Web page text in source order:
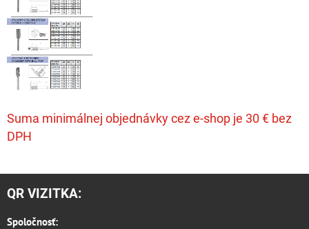
Suma minimálnej objednávky cez e-shop je 30 € bez
DPH
QR VIZITKA:
Spoločnosť: